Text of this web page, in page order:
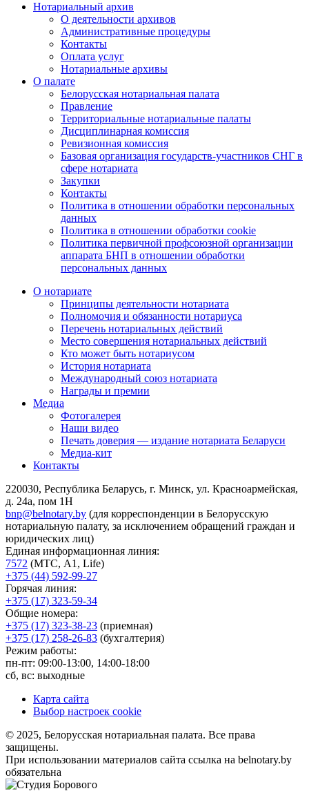
Нотариальный архив
О деятельности архивов
Административные процедуры
Контакты
Оплата услуг
Нотариальные архивы
О палате
Белорусская нотариальная палата
Правление
Территориальные нотариальные палаты
Дисциплинарная комиссия
Ревизионная комиссия
Базовая организация государств-участников СНГ в
сфере нотариата
Закупки
Контакты
Политика в отношении обработки персональных
данных
Политика в отношении обработки cookie
Политика первичной профсоюзной организации
аппарата БНП в отношении обработки
персональных данных
О нотариате
Принципы деятельности нотариата
Полномочия и обязанности нотариуса
Перечень нотариальных действий
Место совершения нотариальных действий
Кто может быть нотариусом
История нотариата
Международный союз нотариата
Награды и премии
Медиа
Фотогалерея
Наши видео
Печать доверия — издание нотариата Беларуси
Медиа-кит
Контакты
220030, Республика Беларусь, г. Минск, ул. Красноармейская,
д. 24а, пом 1Н
bnp@belnotary.by (для корреспонденции в Белорусскую
нотариальную палату, за исключением обращений граждан и
юридических лиц)
Единая информационная линия:
7572 (МТС, A1, Life)
+375 (44) 592-99-27
Горячая линия:
+375 (17) 323-59-34
Общие номера:
+375 (17) 323-38-23 (приемная)
+375 (17) 258-26-83 (бухгалтерия)
Режим работы:
пн-пт: 09:00-13:00, 14:00-18:00
сб, вс: выходные
Карта сайта
Выбор настроек cookie
© 2025, Белорусская нотариальная палата. Все права
защищены.
При использовании материалов сайта ссылка на belnotary.by
обязательна